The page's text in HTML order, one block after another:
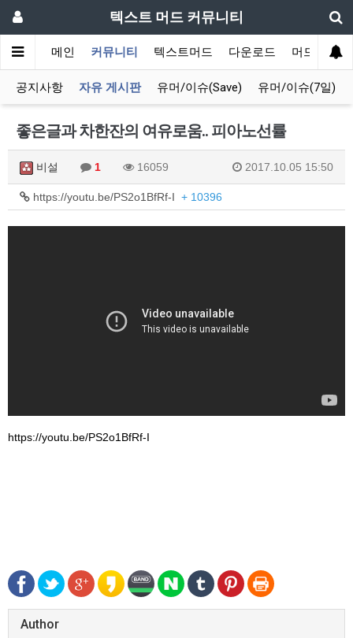
텍스트 머드 커뮤니티
메인 커뮤니티 텍스트머드 다운로드 머드 잡담
공지사항 자유 게시판 유머/이슈(Save) 유머/이슈(7일)
좋은글과 차한잔의 여유로움.. 피아노선률
비설 1 16059 2017.10.05 15:50
https://youtu.be/PS2o1BfRf-I + 10396
https://youtu.be/PS2o1BfRf-I
Author